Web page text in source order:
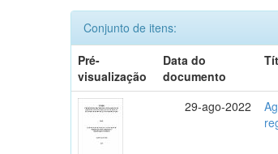
Conjunto de itens:
Pré-
visualização
Data do
documento
29-ago-2022